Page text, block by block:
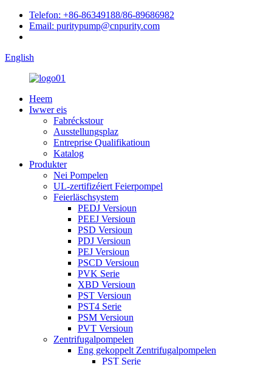
Telefon: +86-86349188/86-89686982
Email: puritypump@cnpurity.com
English
Heem
Iwwer eis
Fabréckstour
Ausstellungsplaz
Entreprise Qualifikatioun
Katalog
Produkter
Nei Pompelen
UL-zertifizéiert Feierpompel
Feierläschsystem
PEDJ Versioun
PEEJ Versioun
PSD Versioun
PDJ Versioun
PEJ Versioun
PSCD Versioun
PVK Serie
XBD Versioun
PST Versioun
PST4 Serie
PSM Versioun
PVT Versioun
Zentrifugalpompelen
Eng gekoppelt Zentrifugalpompelen
PST Serie